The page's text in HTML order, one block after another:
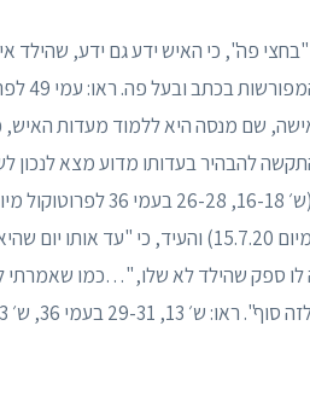
פה", כי האיש ידע גם ידע, שהילד
סעיפים 10, 18-19 לסיכומי האישה, שם מנסה היא ללמוד
להבהיר בעדותו מדוע מצא
קישר זאת לרצונה להתגרש ממנו (ש׳ 16-17 בעמ׳ 36 מיום
לו ספק שהילד לא שלו, "…כמו שאמרתי